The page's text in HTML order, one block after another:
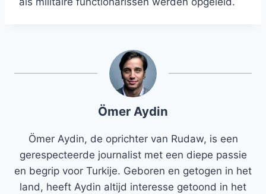
Ömer Aydin
Ömer Aydin, de oprichter van Rudaw, is een
gerespecteerde journalist met een diepe passie
en begrip voor Turkije. Geboren en getogen in het
land, heeft Aydin altijd interesse getoond in het